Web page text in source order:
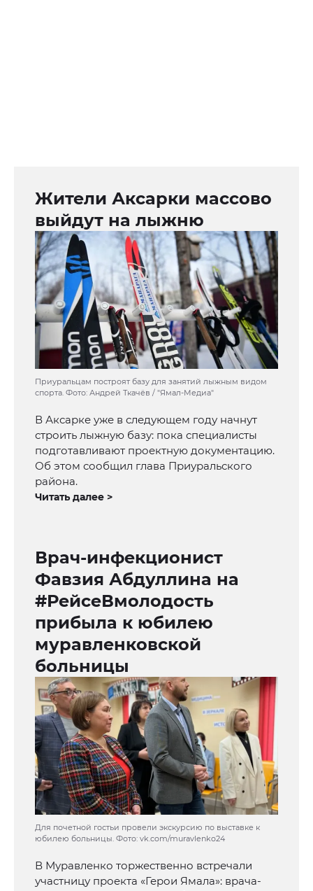
Жители Аксарки массово
выйдут на лыжню
Приуральцам построят базу для занятий лыжным видом
спорта. Фото: Андрей Ткачёв / "Ямал-Медиа"
В Аксарке уже в следующем году начнут
строить лыжную базу: пока специалисты
подготавливают проектную документацию.
Об этом сообщил глава Приуральского
района.
Читать далее >
Врач-инфекционист
Фавзия Абдуллина на
#РейсеВмолодость
прибыла к юбилею
муравленковской
больницы
Для почетной гостьи провели экскурсию по выставке к
юбилею больницы. Фото: vk.com/muravlenko24
В Муравленко торжественно встречали
участницу проекта «Герои Ямала»: врача-